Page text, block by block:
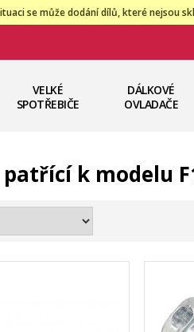
se může dodání dílů, které nejsou
VELKÉ
SPOTŘEBIČE
DÁLKOVÉ
OVLADAČE
k modelu